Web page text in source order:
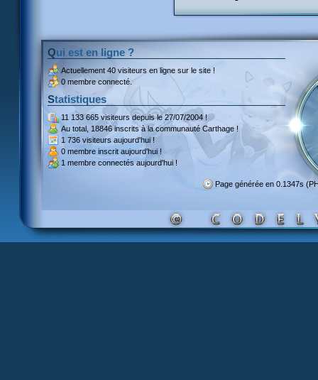
Qui est en ligne ?
Actuellement 40 visiteurs en ligne sur le site !
0 membre connecté.
Statistiques
11 133 665 visiteursdepuis le 27/07/2004 !
Au total, 18846 inscritsà la communauté Carthage !
1 736 visiteurs aujourd'hui !
0 membre inscrit aujourd'hui !
1 membre connectés aujourd'hui !
Page générée en 0.1347s